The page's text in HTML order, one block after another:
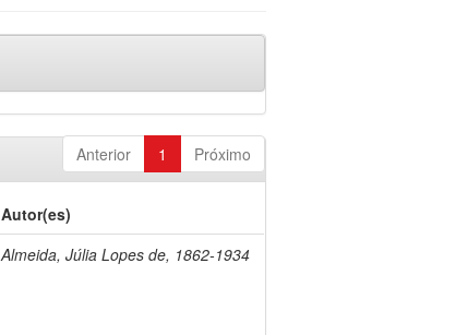
Anterior 1 Próximo
Autor(es)
Almeida, Júlia Lopes de, 1862-1934